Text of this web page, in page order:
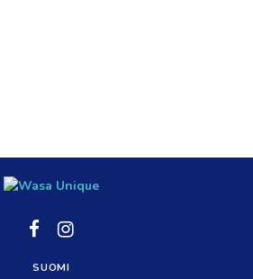
Social
link
Social
SUOMI